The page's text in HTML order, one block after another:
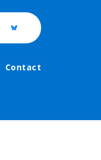
Twitter
Contact